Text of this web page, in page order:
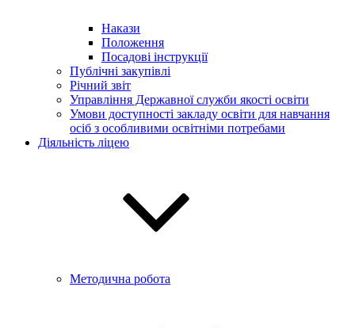
Накази
Положення
Посадові інструкції
Публічні закупівлі
Річний звіт
Управління Державної служби якості освіти
Умови доступності закладу освіти для навчання
осіб з особливими освітніми потребами
Діяльність ліцею
Методична робота